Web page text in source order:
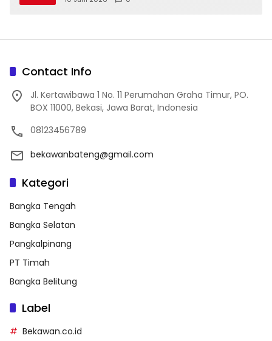
Contact Info
Jl. Kertawibawa 1 No. 11 Perumahan Graha Timur, PO.
BOX 11000, Bekasi, Jawa Barat, Indonesia
08123456789
bekawanbateng@gmail.com
Kategori
Bangka Tengah
Bangka Selatan
Pangkalpinang
PT Timah
Bangka Belitung
Label
Bekawan.co.id